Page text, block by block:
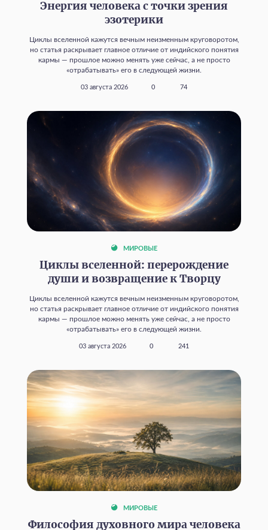
Энергия человека с точки зрения
эзотерики
Циклы вселенной кажутся вечным неизменным круговоротом,
но статья раскрывает главное отличие от индийского понятия
кармы — прошлое можно менять уже сейчас, а не просто
«отрабатывать» его в следующей жизни.
03 августа 2026 0 74
МИРОВЫЕ
Циклы вселенной: перерождение
души и возвращение к Творцу
Циклы вселенной кажутся вечным неизменным круговоротом,
но статья раскрывает главное отличие от индийского понятия
кармы — прошлое можно менять уже сейчас, а не просто
«отрабатывать» его в следующей жизни.
03 августа 2026 0 241
МИРОВЫЕ
Философия духовного мира человека